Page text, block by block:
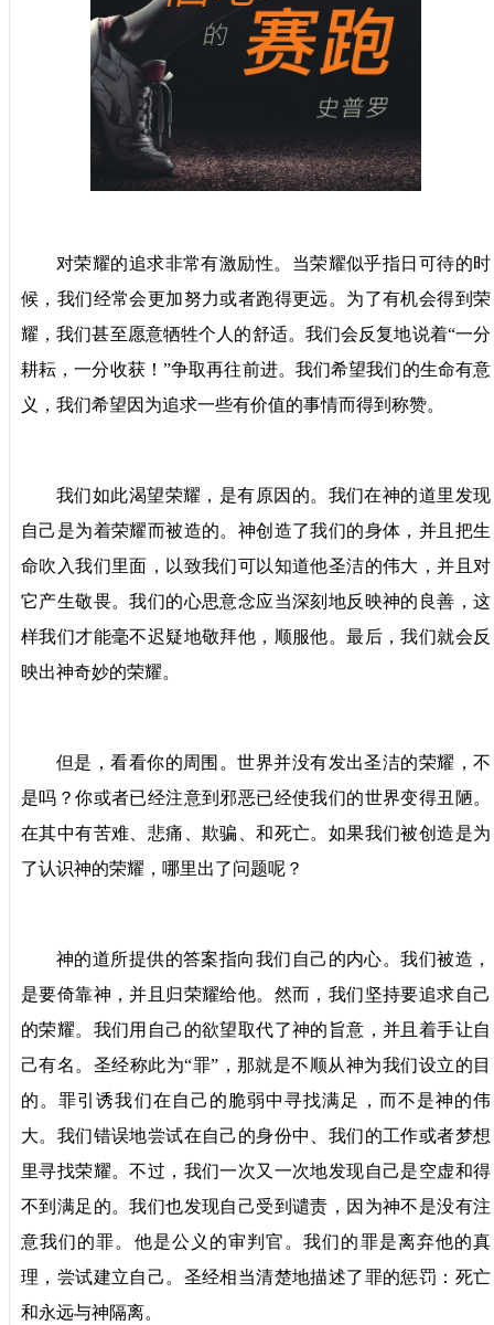
对荣耀的追求非常有激励性。当荣耀似乎指日可待的时
候，我们经常会更加努力或者跑得更远。为了有机会得到荣
耀，我们甚至愿意牺牲个人的舒适。我们会反复地说着“一分
耕耘，一分收获！”争取再往前进。我们希望我们的生命有意
义，我们希望因为追求一些有价值的事情而得到称赞。
我们如此渴望荣耀，是有原因的。我们在神的道里发现
自己是为着荣耀而被造的。神创造了我们的身体，并且把生
命吹入我们里面，以致我们可以知道他圣洁的伟大，并且对
它产生敬畏。我们的心思意念应当深刻地反映神的良善，这
样我们才能毫不迟疑地敬拜他，顺服他。最后，我们就会反
映出神奇妙的荣耀。
但是，看看你的周围。世界并没有发出圣洁的荣耀，不
是吗？你或者已经注意到邪恶已经使我们的世界变得丑陋。
在其中有苦难、悲痛、欺骗、和死亡。如果我们被创造是为
了认识神的荣耀，哪里出了问题呢？
神的道所提供的答案指向我们自己的内心。我们被造，
是要倚靠神，并且归荣耀给他。然而，我们坚持要追求自己
的荣耀。我们用自己的欲望取代了神的旨意，并且着手让自
己有名。圣经称此为“罪”，那就是不顺从神为我们设立的目
的。罪引诱我们在自己的脆弱中寻找满足，而不是神的伟
大。我们错误地尝试在自己的身份中、我们的工作或者梦想
里寻找荣耀。不过，我们一次又一次地发现自己是空虚和得
不到满足的。我们也发现自己受到谴责，因为神不是没有注
意我们的罪。他是公义的审判官。我们的罪是离弃他的真
理，尝试建立自己。圣经相当清楚地描述了罪的惩罚：死亡
和永远与神隔离。